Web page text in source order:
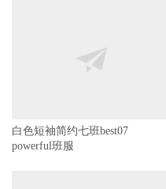
白色短袖简约七班best07
powerful班服